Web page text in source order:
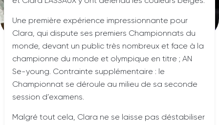
Une première expérience impressionnante pour
Clara, qui dispute ses premiers Championnats du
monde, devant un public très nombreux et face à la
championne du monde et olympique en titre ; AN
Se-young. Contrainte supplémentaire : le
Championnat se déroule au milieu de sa seconde
session d’examens.
Malgré tout cela, Clara ne se laisse pas déstabiliser